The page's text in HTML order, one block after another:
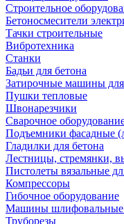
Строительное
Бетоносмесители
Тачки строительные
Вибротехника
Станки
Бадьи для бетона
Затирочные машины для
Пушки тепловые
Швонарезчики
Сварочное
Подъемники фасадные
Гладилки для бетона
Лестницы, стремянки,
Пистолеты вязальные
Компрессоры
Гибочное оборудование
Машины шлифовальные
Труборезы